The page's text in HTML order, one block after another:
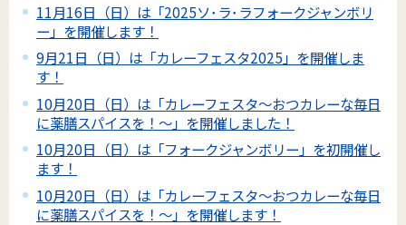
11月16日（日）は「2025ソ･ラ･ラフォークジャンボリ
ー」を開催します！
9月21日（日）は「カレーフェスタ2025」を開催しま
す！
10月20日（日）は「カレーフェスタ～おつカレーな毎日
に薬膳スパイスを！～」を開催しました！
10月20日（日）は「フォークジャンボリー」を初開催し
ます！
10月20日（日）は「カレーフェスタ～おつカレーな毎日
に薬膳スパイスを！～」を開催します！